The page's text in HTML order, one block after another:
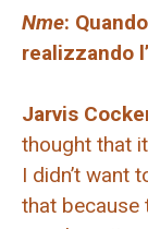
Nme:
realizzando
Jarvis
thought that
I didn’t want
that because